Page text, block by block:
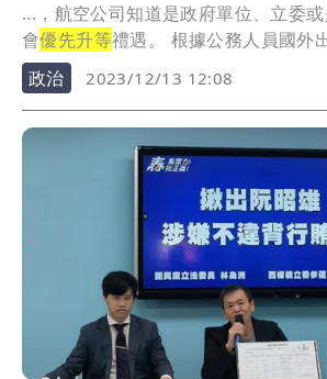
...，航空公司知道是政府單位、立委
會優先升等禮遇。 根據公務人員國外出差旅費要點相
關...
政治 2023/12/13 12:08